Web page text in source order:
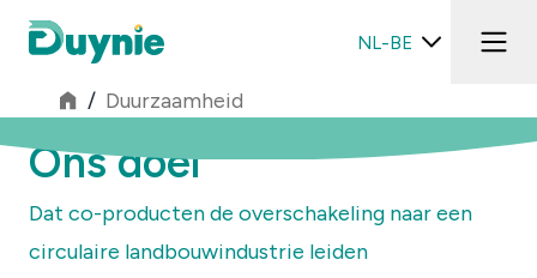
NL-BE
/ Duurzaamheid
Ons doel
Dat co-producten de overschakeling naar een
circulaire landbouwindustrie leiden